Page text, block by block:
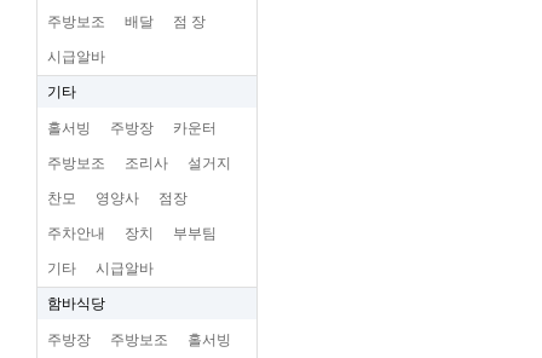
주방보조 배달 점 장
시급알바
기타
홀서빙 주방장 카운터
주방보조 조리사 설거지
찬모 영양사 점장
주차안내 장치 부부팀
기타 시급알바
함바식당
주방장 주방보조 홀서빙